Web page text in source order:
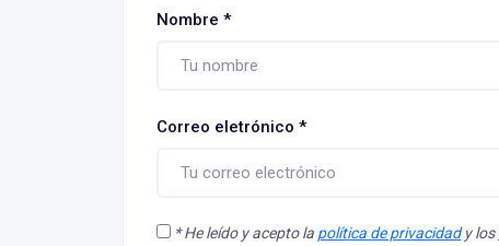
Nombre *
Correo eletrónico *
*He leído y acepto la política de privacidady los